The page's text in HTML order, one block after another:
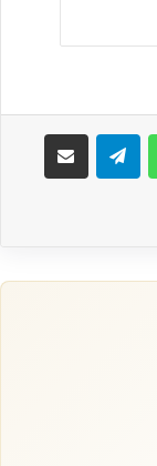
واتساب تيلقرام مشاركة عبر البريد